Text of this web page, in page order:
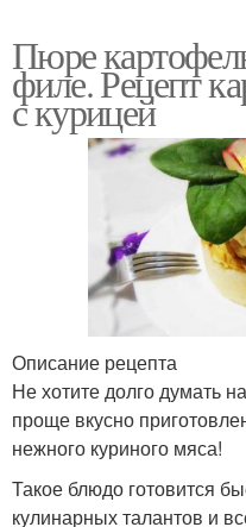
Пюре
филе. Рецепт
с курицей
Описание рецепта
Не хотите долго думать
проще вкусно
нежного куриного мяса!
Такое блюдо готовится
кулинарных талантов и